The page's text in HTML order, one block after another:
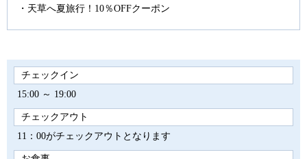
天草へ夏旅行！10％OFFクーポン
チェックイン
15:00 ～ 19:00
チェックアウト
11：00がチェックアウトとなります